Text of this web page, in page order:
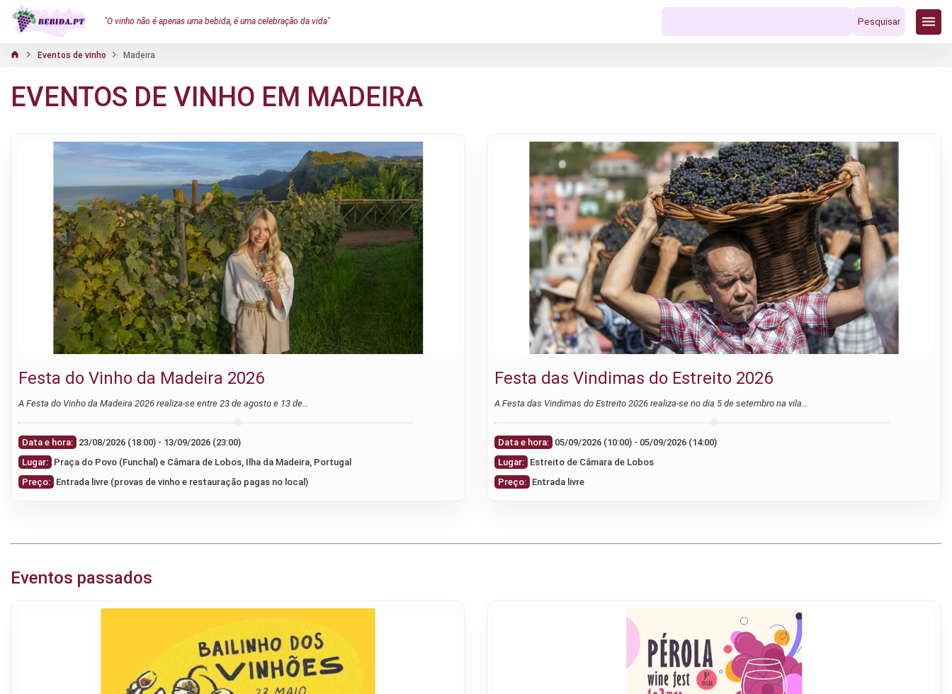
"O vinho não é apenas uma bebida, é uma celebração da vida"
Pesquisar
Eventos de vinho Madeira
EVENTOS DE VINHO EM MADEIRA
Festa do Vinho da Madeira 2026
A Festa do Vinho da Madeira 2026 realiza-se entre 23 de agosto e 13 de…
Data e hora:
23/08/2026 (18:00) - 13/09/2026 (23:00)
Lugar: Praça do Povo (Funchal) e Câmara de Lobos, Ilha da Madeira, Portugal
Preço: Entrada livre (provas de vinho e restauração pagas no local)
Festa das Vindimas do Estreito 2026
A Festa das Vindimas do Estreito 2026 realiza-se no dia 5 de setembro na vila…
Data e hora:
05/09/2026 (10:00) - 05/09/2026 (14:00)
Lugar: Estreito de Câmara de Lobos
Preço: Entrada livre
Eventos passados